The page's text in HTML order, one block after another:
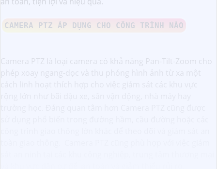
CAMERA PTZ ÁP DỤNG CHO CÔNG TRÌNH NÀO
Camera PTZ là loại camera có khả năng Pan-Tilt-Zoom cho